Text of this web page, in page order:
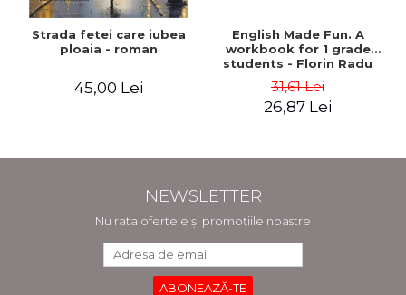
Strada fetei care iubea
ploaia - roman
45,00 Lei
English Made Fun. A
workbook for 1 grade
students - Florin Radu
31,61 Lei
26,87 Lei
NEWSLETTER
Nu rata ofertele și promoțiile noastre